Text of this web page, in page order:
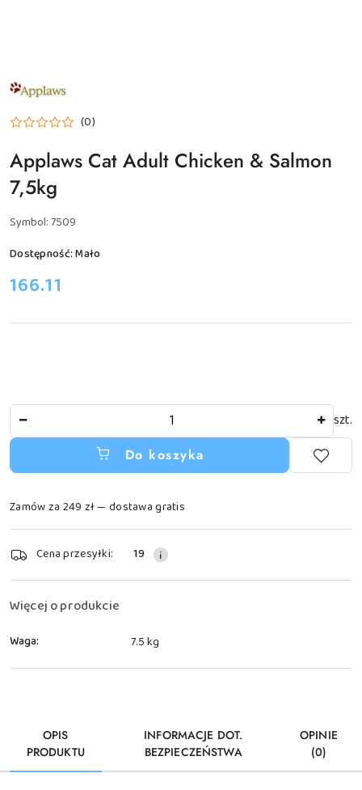
NAZWA
PRODUCENTA:
APPLAWS
(0)
Applaws Cat Adult Chicken & Salmon
7,5kg
Symbol:7509
Dostępność:Mało
cena:
166.11
szt.
Do koszyka
Zamów za 249 zł — dostawa gratis
Dostępność
i
dostawa
Cena przesyłki: 19
Więcej o produkcie
Waga: 7.5 kg
OPIS
PRODUKTU
INFORMACJE DOT.
BEZPIECZEŃSTWA
OPINIE
(0)